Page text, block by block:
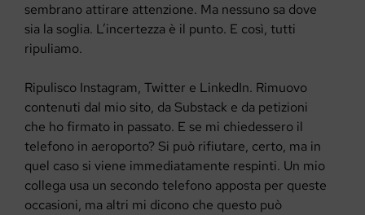
sembrano attirare attenzione. Ma nessuno sa dove
sia la soglia. L’incertezza è il punto. E così, tutti
ripuliamo.
Ripulisco Instagram, Twitter e LinkedIn. Rimuovo
contenuti dal mio sito, da Substack e da petizioni
che ho firmato in passato. E se mi chiedessero il
telefono in aeroporto? Si può rifiutare, certo, ma in
quel caso si viene immediatamente respinti. Un mio
collega usa un secondo telefono apposta per queste
occasioni, ma altri mi dicono che questo può